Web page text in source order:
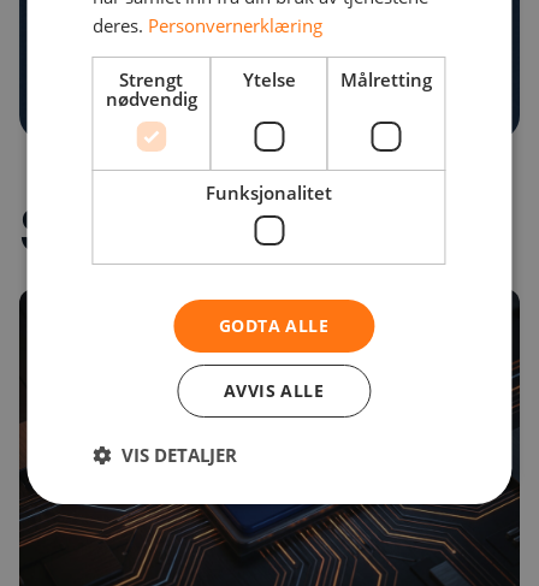
Siste innhold
deres. Personvernerklæring
Strengt
nødvendig
Ytelse Målretting
Funksjonalitet
GODTA ALLE
AVVIS ALLE
VIS DETALJER